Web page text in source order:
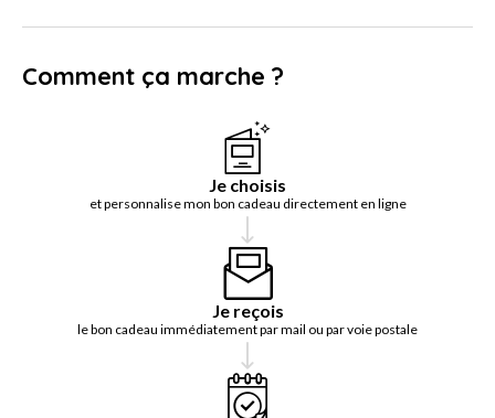
Comment ça marche ?
Je choisis
et personnalise mon bon cadeau directement en ligne
Je reçois
le bon cadeau immédiatement par mail ou par voie postale